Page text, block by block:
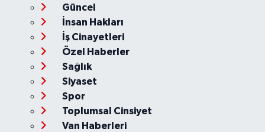
Güncel
İnsan Hakları
İş Cinayetleri
Özel Haberler
Sağlık
Siyaset
Spor
Toplumsal Cinsiyet
Van Haberleri